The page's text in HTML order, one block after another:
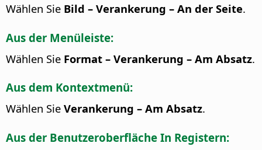
Wählen Sie Bild – Verankerung – An der Seite.
Aus der Menüleiste:
Wählen Sie Format – Verankerung – Am Absatz.
Aus dem Kontextmenü:
Wählen Sie Verankerung – Am Absatz.
Aus der Benutzeroberfläche In Registern: